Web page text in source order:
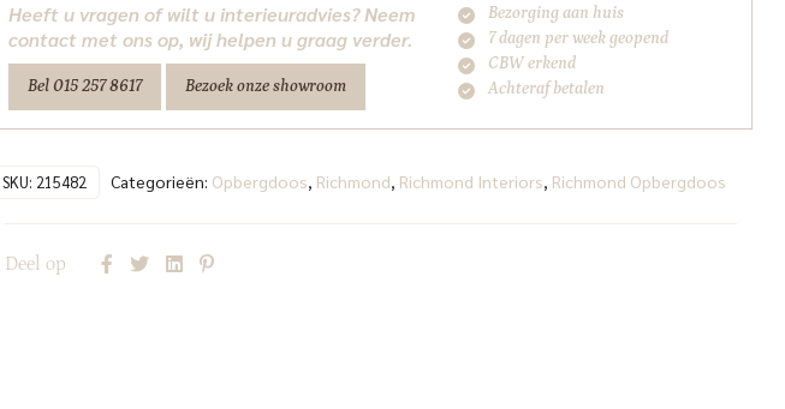
Interiors
aantal
Heeft u vragen of wilt u interieuradvies? Neem
contact met ons op, wij helpen u graag verder.
Bel 015 257 8617 Bezoek onze showroom
Bezorging aan huis
7 dagen per week geopend
CBW erkend
Achteraf betalen
SKU: 215482 Categorieën: Opbergdoos, Richmond, Richmond Interiors, Richmond Opbergdoos
Deel op